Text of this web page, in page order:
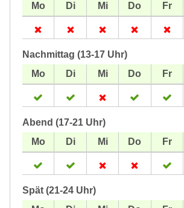
Nachmittag (13-17 Uhr)
Abend (17-21 Uhr)
Spät (21-24 Uhr)